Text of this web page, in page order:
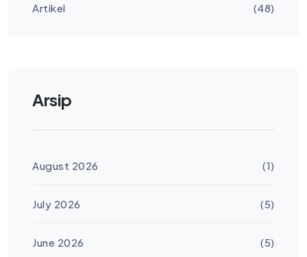
Artikel (48)
Arsip
August 2026 (1)
July 2026 (5)
June 2026 (5)